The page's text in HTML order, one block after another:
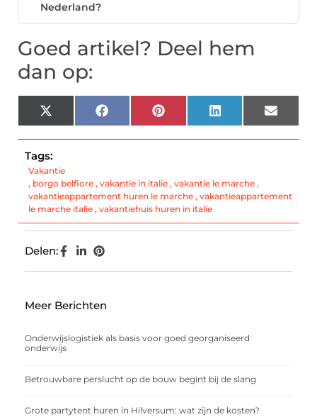
Nederland?
Goed artikel? Deel hem
dan op:
X
(Twitter)
Facebook Pinterest LinkedIn Email
Tags:
Vakantie
, borgo belfiore , vakantie in italie , vakantie le marche ,
vakantieappartement huren le marche , vakantieappartement
le marche italie , vakantiehuis huren in italie
Delen:
Meer Berichten
Onderwijslogistiek als basis voor goed georganiseerd
onderwijs
Betrouwbare perslucht op de bouw begint bij de slang
Grote partytent huren in Hilversum: wat zijn de kosten?